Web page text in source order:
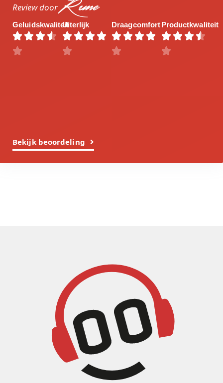
Review doorRune
Geluidskwaliteit


Uiterlijk


Draagcomfort


Productkwaliteit


Bekijk beoordeling